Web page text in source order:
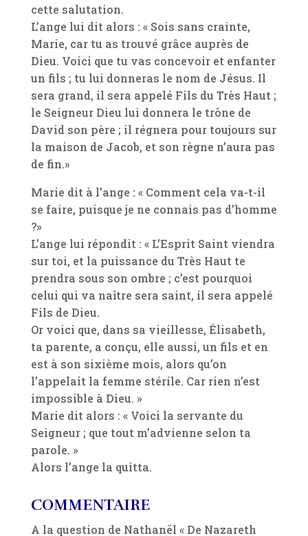
cette salutation.
L’ange lui dit alors : « Sois sans crainte,
Marie, car tu as trouvé grâce auprès de
Dieu. Voici que tu vas concevoir et enfanter
un fils ; tu lui donneras le nom de Jésus. Il
sera grand, il sera appelé Fils du Très Haut ;
le Seigneur Dieu lui donnera le trône de
David son père ; il régnera pour toujours sur
la maison de Jacob, et son règne n’aura pas
de fin.»
Marie dit à l’ange : « Comment cela va-t-il
se faire, puisque je ne connais pas d’homme
?»
L’ange lui répondit : « L’Esprit Saint viendra
sur toi, et la puissance du Très Haut te
prendra sous son ombre ; c’est pourquoi
celui qui va naître sera saint, il sera appelé
Fils de Dieu.
Or voici que, dans sa vieillesse, Élisabeth,
ta parente, a conçu, elle aussi, un fils et en
est à son sixième mois, alors qu’on
l’appelait la femme stérile. Car rien n’est
impossible à Dieu. »
Marie dit alors : « Voici la servante du
Seigneur ; que tout m’advienne selon ta
parole. »
Alors l’ange la quitta.
COMMENTAIRE
A la question de Nathanël « De Nazareth